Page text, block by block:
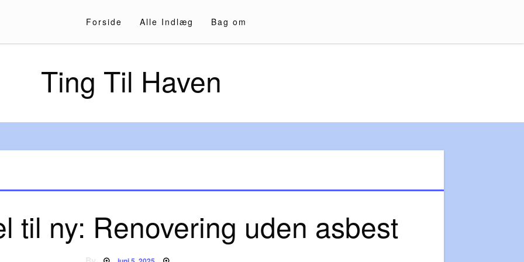
Forside Alle Indlæg Bag om
Ting Til Haven
til ny: Renovering uden asbest